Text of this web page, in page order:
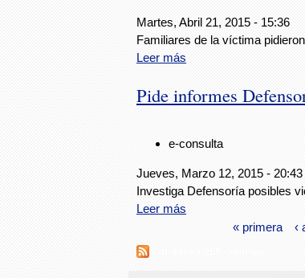
Martes, Abril 21, 2015 - 15:36
Familiares de la víctima
Leer más
Pide informes
e-consulta
Jueves, Marzo 12, 2015 - 20:43
Investiga Defensoría posibles
Leer más
« primera
‹